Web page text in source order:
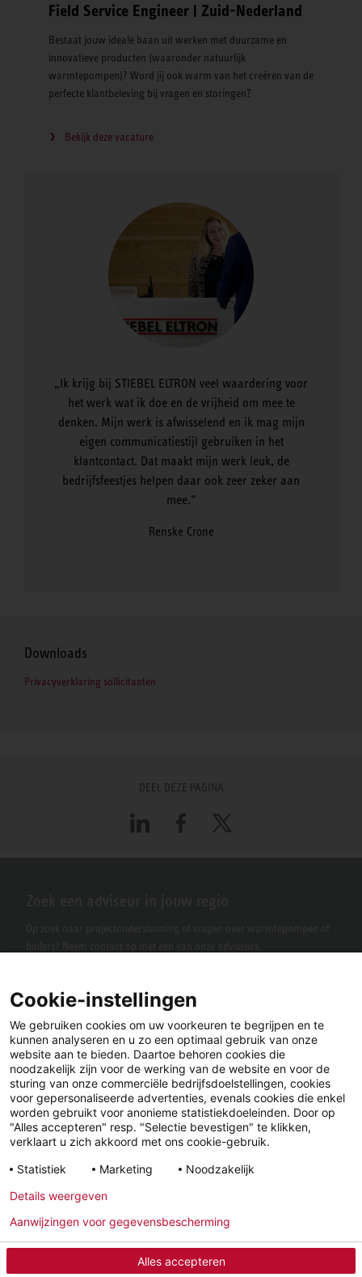
Field Service Engineer | Zuid-Nederland
Bestaat jouw ideale baan uit werken met duurzame en
innovatieve producten (waaronder natuurlijk
warmtepompen)? Word jij ook warm van het creëren van de
perfecte klantbeleving bij vragen en storingen?
Bekijk deze vacature
Ik krijg bij STIEBEL ELTRON veel waardering voor
het werk wat ik doe en de vrijheid om mee te
denken. Mijn werk is afwisselend en ik mag mijn
eigen communicatiestijl gebruiken in het
klantcontact. Dat maakt mijn werk leuk, de
bedrijfsfeestjes helpen daar ook zeer zeker aan
mee.
Renske Crone
Downloads
Privacyverklaring sollicitanten
DEEL DEZE PAGINA
LinkedIn FacebookX
informatie Voorwaarden
LinkedIn Facebook X
YouTube Instagram
Cookie-instellingen
We gebruiken cookies om uw voorkeuren te begrijpen en te
kunnen analyseren en u zo een optimaal gebruik van onze
website aan te bieden. Daartoe behoren cookies die
noodzakelijk zijn voor de werking van de website en voor de
sturing van onze commerciële bedrijfsdoelstellingen, cookies
voor gepersonaliseerde advertenties, evenals cookies die enkel
worden gebruikt voor anonieme statistiekdoeleinden. Door op
"Alles accepteren" resp. "Selectie bevestigen" te klikken,
verklaart u zich akkoord met ons cookie-gebruik.
Statistiek
Marketing Noodzakelijk
Alles accepteren
Details weergeven
Aanwijzingen voor gegevensbescherming